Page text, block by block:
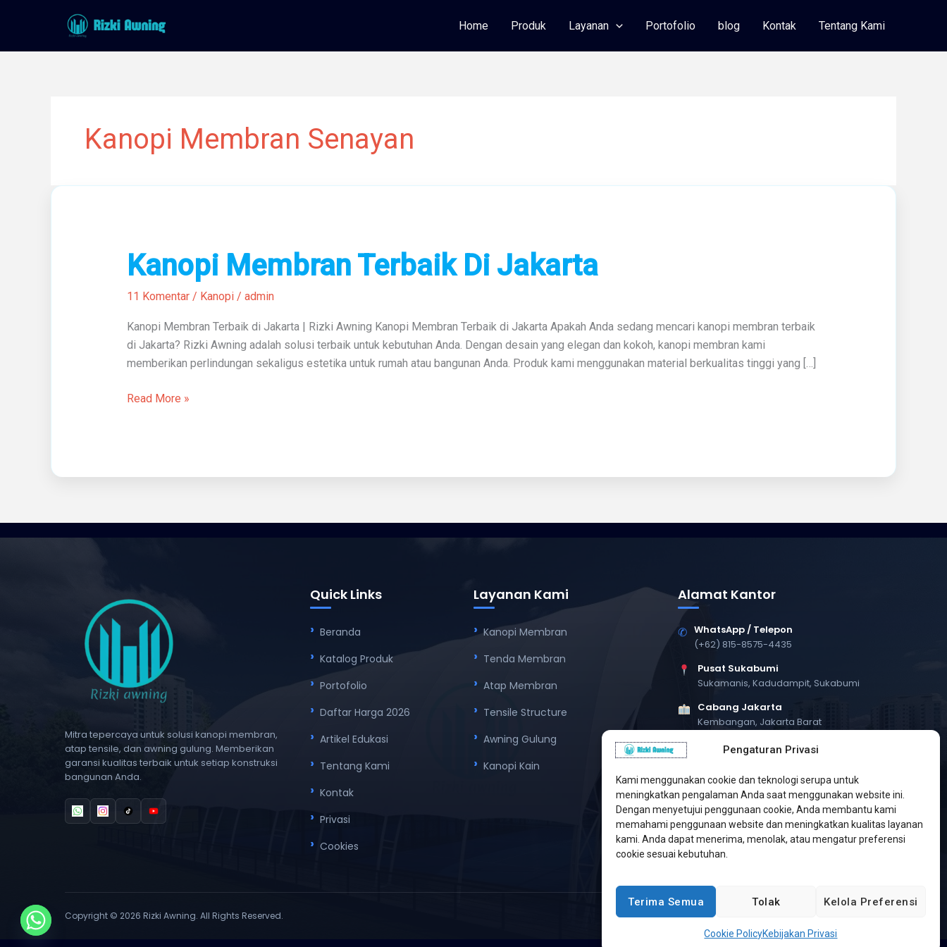
Pengaturan Privasi
Kami menggunakan cookie dan teknologi serupa untuk
meningkatkan pengalaman Anda saat menggunakan website ini.
Dengan menyetujui penggunaan cookie, Anda membantu kami
memahami penggunaan website dan meningkatkan kualitas layanan
kami. Anda dapat menerima, menolak, atau mengatur preferensi
cookie sesuai kebutuhan.
Terima Semua Tolak Kelola Preferensi
Cookie PolicyKebijakan Privasi
Home Produk Layanan Portofolio blog Kontak Tentang Kami
Kanopi Membran Senayan
Kanopi Membran Terbaik Di Jakarta
11 Komentar / Kanopi/ admin
Kanopi Membran Terbaik di Jakarta | Rizki Awning Kanopi Membran Terbaik di Jakarta Apakah Anda sedang mencari kanopi membran terbaik
di Jakarta? Rizki Awning adalah solusi terbaik untuk kebutuhan Anda. Dengan desain yang elegan dan kokoh, kanopi membran kami
memberikan perlindungan sekaligus estetika untuk rumah atau bangunan Anda. Produk kami menggunakan material berkualitas tinggi yang […]
Kanopi
Membran
Terbaik
Jakarta
Read More »
Mitra tepercaya untuk solusi kanopi membran,
atap tensile, dan awning gulung. Memberikan
garansi kualitas terbaik untuk setiap konstruksi
bangunan Anda.
Quick Links
Beranda
Katalog Produk
Portofolio
Daftar Harga 2026
Artikel Edukasi
Tentang Kami
Kontak
Privasi
Cookies
Layanan Kami
Kanopi Membran
Tenda Membran
Atap Membran
Tensile Structure
Awning Gulung
Kanopi Kain
Alamat Kantor
✆ WhatsApp / Telepon
(+62) 815-8575-4435
Pusat Sukabumi
Sukamanis, Kadudampit, Sukabumi
Cabang Jakarta
Kembangan, Jakarta Barat
Workshop Bintaro
Copyright © 2026 Rizki Awning. All Rights Reserved.